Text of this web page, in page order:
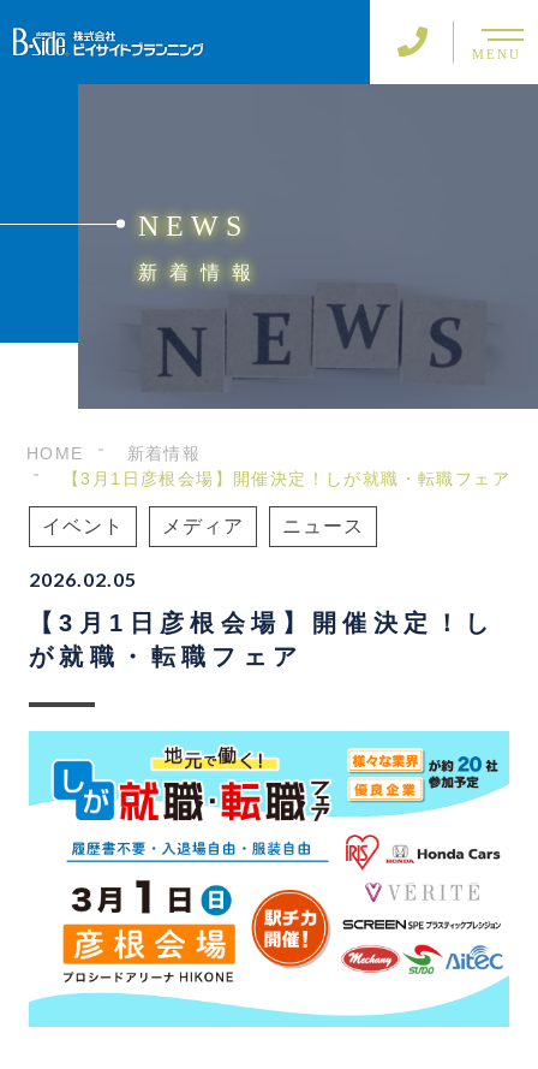
MENU
NEWS
新着情報
HOME
新着情報
【3月1日彦根会場】開催決定！しが就職・転職フェア
イベント メディア ニュース
2026.02.05
【3月1日彦根会場】開催決定！し
が就職・転職フェア